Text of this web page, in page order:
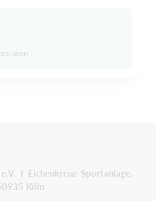
I Eichenkreuz-Sportanlage,
Köln